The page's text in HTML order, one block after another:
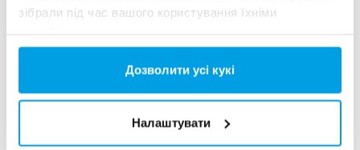
зібрали під час вашого користування їхніми
Дозволити усі кукі
Налаштувати